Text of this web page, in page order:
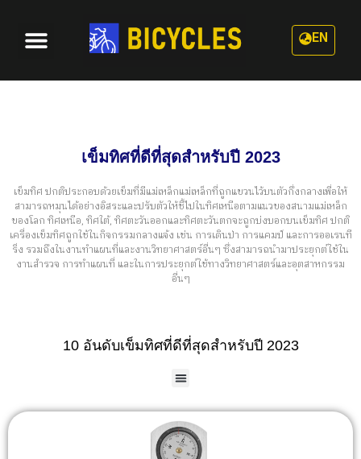
EN
เข็มทิศที่ดีที่สุดสำหรับปี 2023
เข็มทิศ ปกติประกอบด้วยเข็มที่มีแม่เหล็กแม่เหล็กที่ถูกแขวนไว้บนตัวกึ่งกลางเพื่อให้
สามารถหมุนได้อย่างอิสระและปรับตัวให้ชี้ไปในทิศเหนือตามแนวของสนามแม่เหล็ก
ของโลก ทิศเหนือ, ทิศใต้, ทิศตะวันออกและทิศตะวันตกจะถูกบ่งบอกบนเข็มทิศ ปกติ
เครื่องเข็มทิศถูกใช้ในกิจกรรมกลางแจ้ง เช่น การเดินป่า การแคมป์ และการออเรนที
ริ่ง รวมถึงในงานทำแผนที่และงานวิทยาศาสตร์อื่นๆ ซึ่งสามารถนำมาประยุกต์ใช้ใน
งานสำรวจ การทำแผนที่ และในการประยุกต์ใช้ทางวิทยาศาสตร์และอุตสาหกรรม
อื่นๆ
10 อันดับเข็มทิศที่ดีที่สุดสำหรับปี 2023